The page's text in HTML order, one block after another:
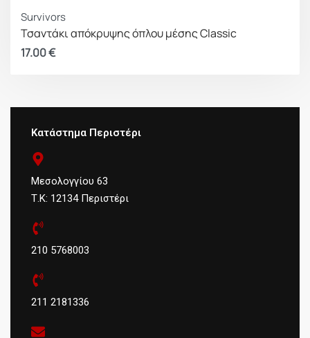
Survivors
Τσαντάκι απόκρυψης όπλου μέσης Classic
17.00€
Κατάστημα Περιστέρι
Μεσολογγίου 63
Τ.Κ: 12134 Περιστέρι
210 5768003
211 2181336